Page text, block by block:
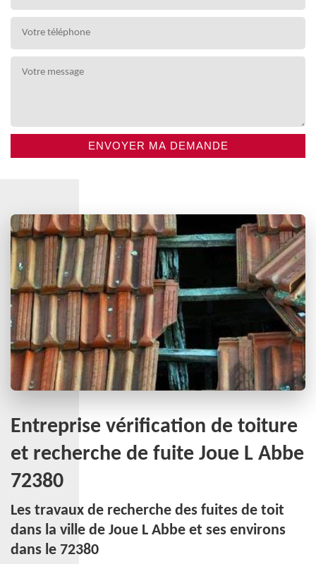
Entreprise vérification de toiture
et recherche de fuite Joue L Abbe
72380
Les travaux de recherche des fuites de toit
dans la ville de Joue L Abbe et ses environs
dans le 72380